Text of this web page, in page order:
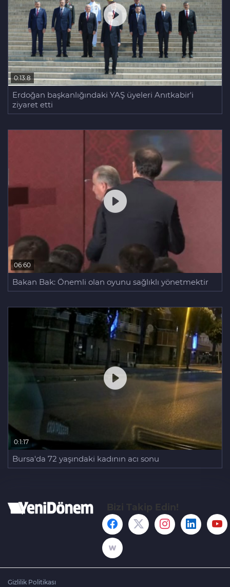
0:13:8
Erdoğan başkanlığındaki YAŞ üyeleri Anıtkabir'i
ziyaret etti
06:60
Bakan Bak: Önemli olan oyunu sağlıklı yönetmektir
0:1:17
Bursa'da 72 yaşındaki kadının acı sonu
Gizlilik Politikası